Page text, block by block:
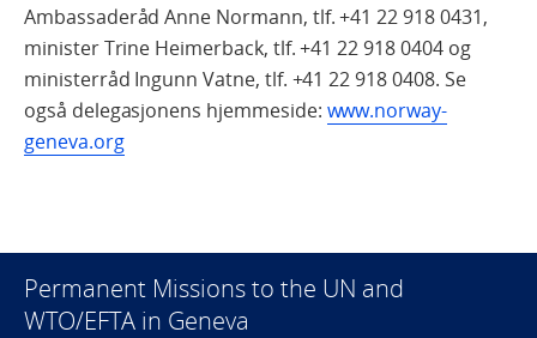
Ambassaderåd Anne Normann, tlf. +41 22 918 0431,
minister Trine Heimerback, tlf. +41 22 918 0404 og
ministerråd Ingunn Vatne, tlf. +41 22 918 0408. Se
også delegasjonens hjemmeside: www.norway-
geneva.org
Permanent Missions to the UN and
WTO/EFTA in Geneva